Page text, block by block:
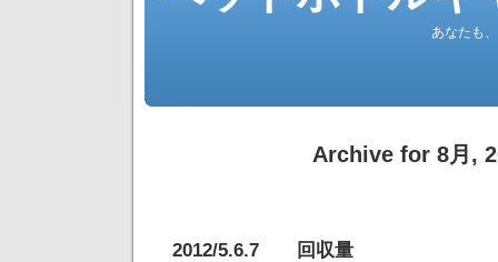
あなたも
Archive for 8月,
2012/5.6.7 回収量